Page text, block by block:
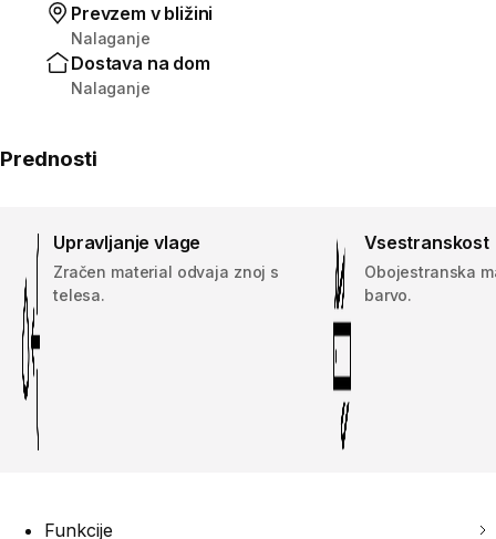
Prevzem v bližini
Nalaganje
Dostava na dom
Nalaganje
Prednosti
Upravljanje vlage
Zračen material odvaja znoj s
telesa.
Vsestranskost
Obojestranska
barvo.
Funkcije